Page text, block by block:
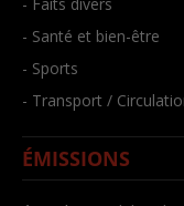
- Faits divers
- Santé et bien-être
- Sports
- Transport /
ÉMISSIONS